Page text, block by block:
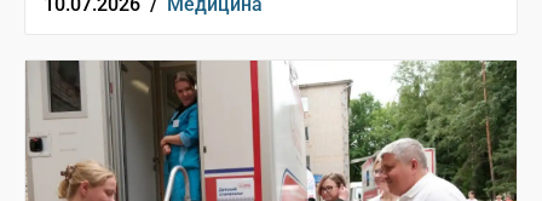
10.07.2026 / Медицина